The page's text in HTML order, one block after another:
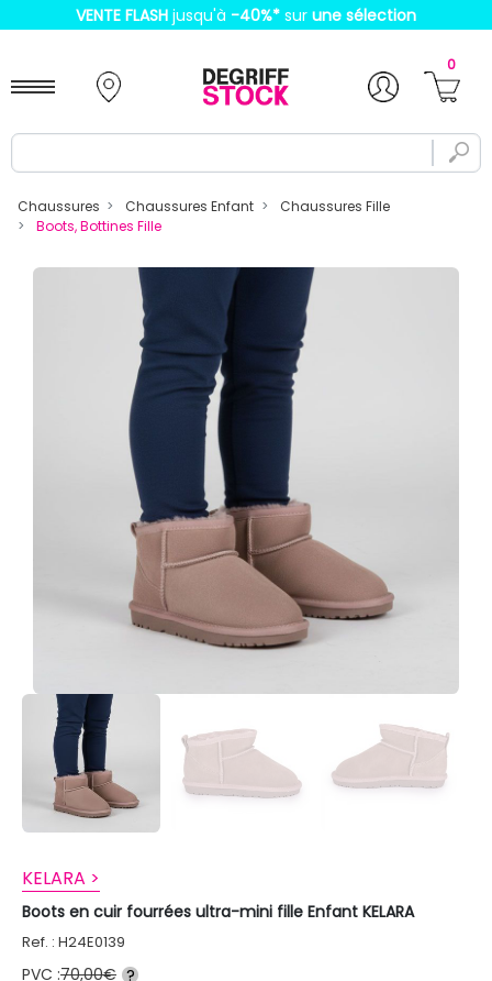
VENTE FLASH jusqu'à -40%* sur une sélection
0
Chaussures Chaussures Enfant
Chaussures Fille
Boots, Bottines Fille
KELARA >
Boots en cuir fourrées ultra-mini fille Enfant KELARA
Ref. : H24E0139
PVC :70,00€ ?